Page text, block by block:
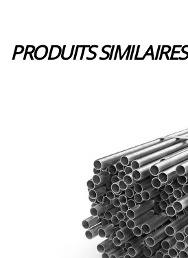
PRODUITS SIMILAIRES